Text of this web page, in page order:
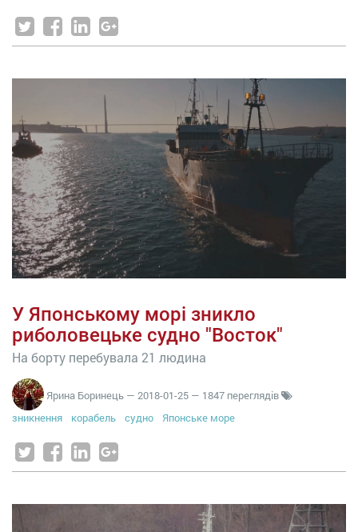
У Японському морі зникло
риболовецьке судно "Восток"
На борту перебувала 21 людина
Ярина Боринець — 2018-01-25 — 1847 переглядів
зникнення
корабель судно Японське море